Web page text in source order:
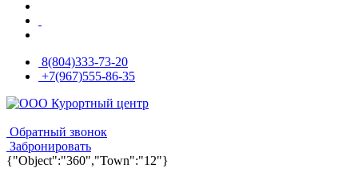
8(804)333-73-20
+7(967)555-86-35
Обратный звонок
Забронировать
{"Object":"360","Town":"12"}